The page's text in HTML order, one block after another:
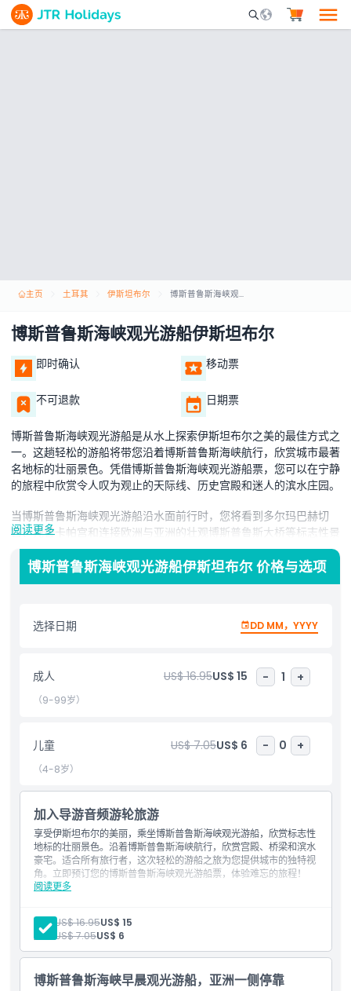
Mobile Search
主页 土耳其 伊斯坦布尔 博斯普鲁斯海峡观光游船伊斯坦布尔
博斯普鲁斯海峡观光游船伊斯坦布尔
即时确认 移动票
不可退款 日期票
博斯普鲁斯海峡观光游船是从水上探索伊斯坦布尔之美的最佳方式之
一。这趟轻松的游船将带您沿着博斯普鲁斯海峡航行，欣赏城市最著
名地标的壮丽景色。凭借博斯普鲁斯海峡观光游船票，您可以在宁静
的旅程中欣赏令人叹为观止的天际线、历史宫殿和迷人的滨水庄园。
当博斯普鲁斯海峡观光游船沿水面前行时，您将看到多尔玛巴赫切
宫、托普卡帕宫和连接欧洲与亚洲的壮观博斯普鲁斯大桥等标志性景
点。微风徐徐，波光粼粼，使这次体验更加愉快。无论您是在白天还
是日落时分访问，博斯普鲁斯海峡观光游船都能提供伊斯坦布尔美景
的完美画面。
观赏伊斯坦布尔。配备舒适座椅和露天甲板，您可以放松身心，尽情
乘坐博斯普鲁斯海峡观光游船是任何想要发现伊斯坦布尔魔力的人士
的必备旅程。无论您是首次访客还是回访旅客，这次游船都为您提供
票，享受伊斯坦布尔水上难忘冒险之旅！
亮点
包含项
儿童成人政策
需要了解的事项
位置
阅读更多
博斯普鲁斯海峡观光游船伊斯坦布尔 价格与选项
选择日期 DD MM，YYYY
成人 US$ 16.95US$ 15 - 1 +
（9-99岁）
儿童 US$ 7.05US$ 6 - 0 +
（4-8岁）
加入导游音频游轮旅游
享受伊斯坦布尔的美丽，乘坐博斯普鲁斯海峡观光游船，欣赏标志性
地标的壮丽景色。沿着博斯普鲁斯海峡航行，欣赏宫殿、桥梁和滨水
豪宅。适合所有旅行者，这次轻松的游船之旅为您提供城市的独特视
角。立即预订您的博斯普鲁斯海峡观光游船票，体验难忘的旅程！
阅读更多
地点
Avrupa Yakası, Ömer Avni, 34427 Beyoğlu／伊斯坦布尔,
土耳其
查看路线Google地图
返程地点：
2XPV+6PG Beyoğlu, 伊斯坦布尔, 土耳其
查看路线Google地图
成人: US$ 16.95US$ 15
儿童:
US$ 7.05US$ 6
博斯普鲁斯海峡早晨观光游船，亚洲一侧停靠